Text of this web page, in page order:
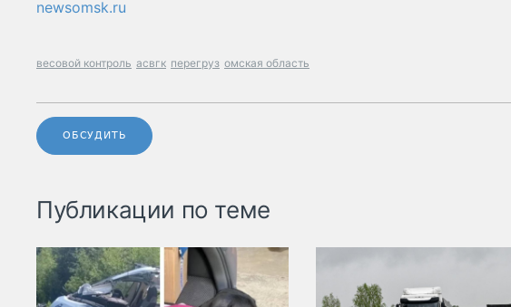
newsomsk.ru
весовой контроль асвгк перегруз омская область
ОБСУДИТЬ
Публикации по теме